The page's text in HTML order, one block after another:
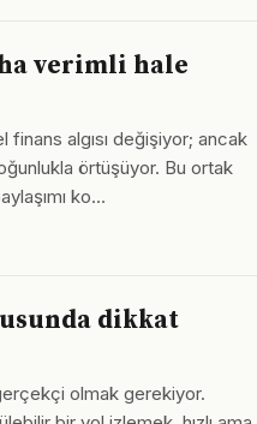
verimli hale
finans algısı değişiyor; ancak
örtüşüyor. Bu ortak
ko…
dikkat
olmak gerekiyor.